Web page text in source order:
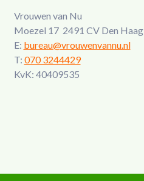
Vrouwen van Nu
Moezel 17 2491 CV Den Haag
E: bureau@vrouwenvannu.nl
T: 070 3244429
KvK: 40409535